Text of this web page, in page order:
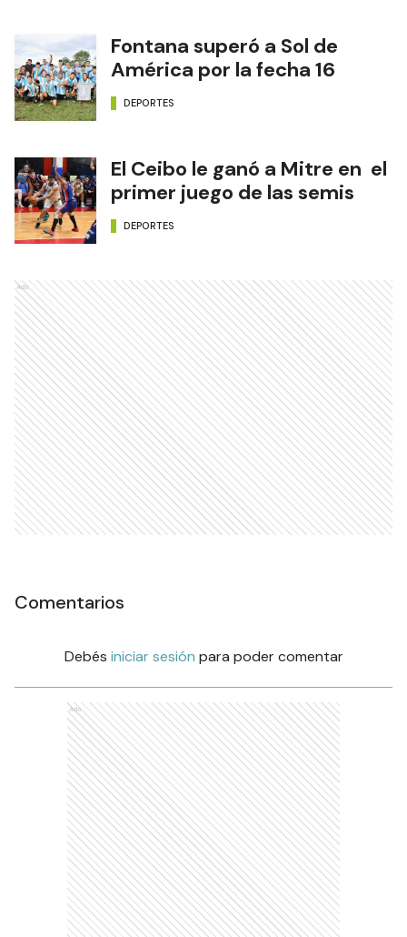
Fontana superó a Sol de
América por la fecha 16
DEPORTES
El Ceibo le ganó a Mitre en el
primer juego de las semis
DEPORTES
Ads
Comentarios
Debés iniciar sesión para poder comentar
Ads